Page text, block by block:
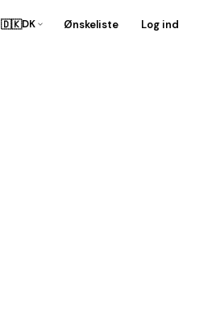
🇩🇰DK Ønskeliste Log ind